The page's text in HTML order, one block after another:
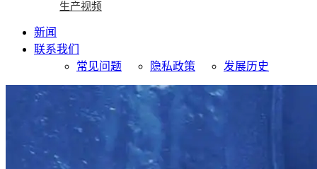
生产视频
新闻
联系我们
常见问题
隐私政策 发展历史